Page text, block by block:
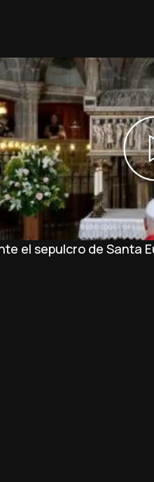
el sepulcro de Santa